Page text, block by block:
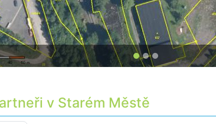
v Starém Městě